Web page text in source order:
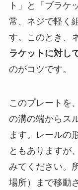
ト」と「ブラケ
常、ネジで軽く
す。このとき、
ラケットに対し
のがコツです。
このプレートを
の溝の端からス
ます。レールの
ともありますが
みてください。
場所）まで移動